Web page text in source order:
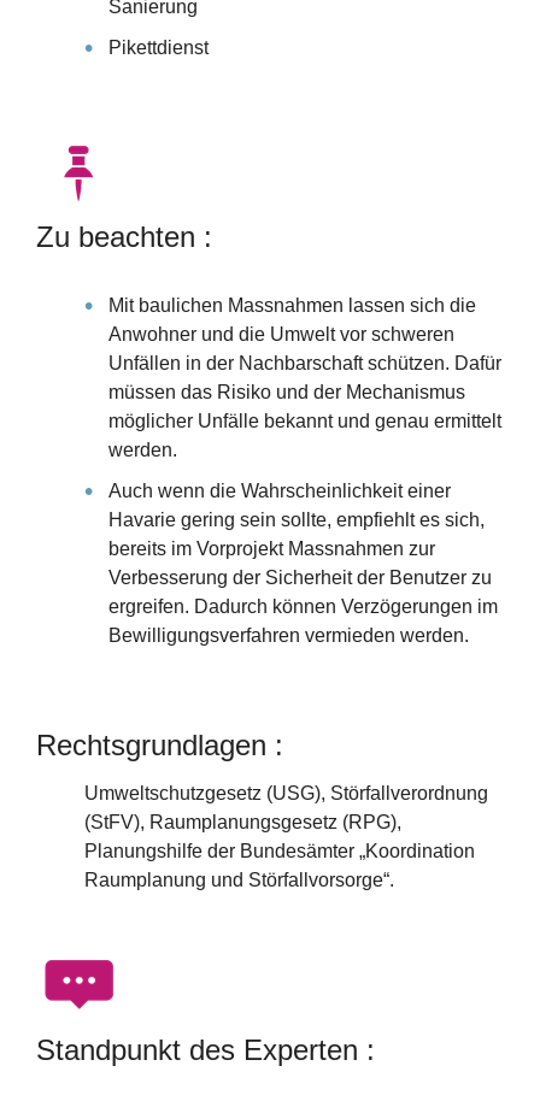
Sanierung
Pikettdienst
Zu beachten :
Mit baulichen Massnahmen lassen sich die
Anwohner und die Umwelt vor schweren
Unfällen in der Nachbarschaft schützen. Dafür
müssen das Risiko und der Mechanismus
möglicher Unfälle bekannt und genau ermittelt
werden.
Auch wenn die Wahrscheinlichkeit einer
Havarie gering sein sollte, empfiehlt es sich,
bereits im Vorprojekt Massnahmen zur
Verbesserung der Sicherheit der Benutzer zu
ergreifen. Dadurch können Verzögerungen im
Bewilligungsverfahren vermieden werden.
Rechtsgrundlagen :
Umweltschutzgesetz (USG), Störfallverordnung
(StFV), Raumplanungsgesetz (RPG),
Planungshilfe der Bundesämter „Koordination
Raumplanung und Störfallvorsorge“.
Standpunkt des Experten :